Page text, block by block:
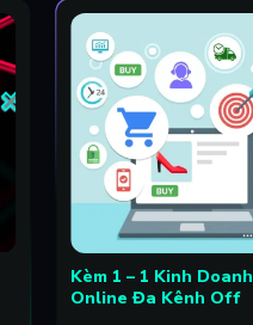
Kèm 1 – 1 Kinh Doanh
Online Đa Kênh Off